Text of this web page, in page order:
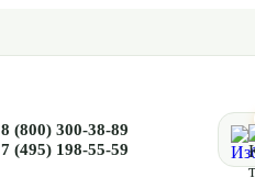
8 (800) 300-38-89
7 (495) 198-55-59